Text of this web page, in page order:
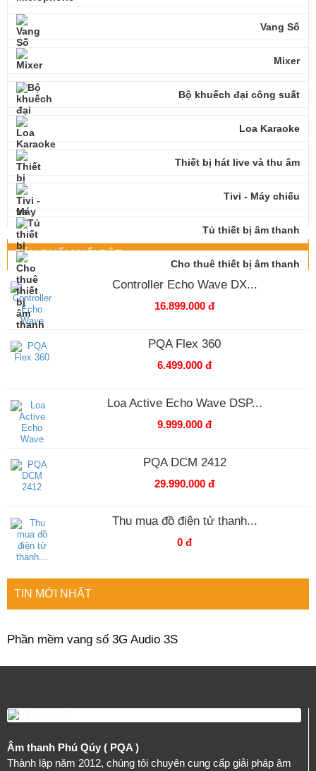
Vang Số
Mixer
Bộ khuếch đại công suất
Loa Karaoke
Thiết bị hát live và thu âm
Tivi - Máy chiếu
Tủ thiết bị âm thanh
Cho thuê thiết bị âm thanh
SẢN PHẨM NỔI BẬT
Controller Echo Wave DX...
16.899.000 đ
PQA Flex 360
6.499.000 đ
Loa Active Echo Wave DSP...
9.999.000 đ
PQA DCM 2412
29.990.000 đ
Thu mua đồ điện tử thanh...
0 đ
TIN MỚI NHẤT
Phần mềm vang số 3G Audio 3S
Âm thanh Phú Qúy ( PQA )
Thành lập năm 2012, chúng tôi chuyên cung cấp giải pháp âm